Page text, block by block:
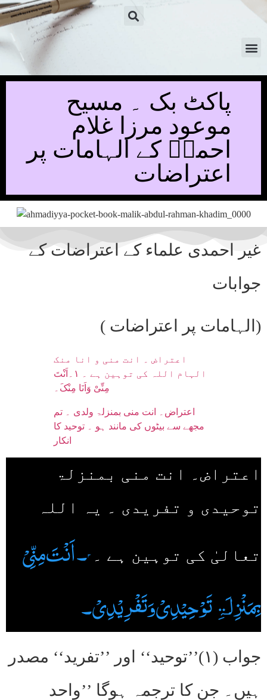
پاکٹ بک ۔ مسیح
موعود مرزا غلام
احمدؑ کے الہامات پر
اعتراضات
غیر احمدی علماء کے اعتراضات کے
جوابات​
(الہامات پر اعتراضات ) ​
اعتراض ۔ انت منی و انا منک
الہام اللہ کی توہین ہے ۔ ۱۔اَنْتَ
مِنِّیْ وَاَنَا مِنْکَ۔
اعتراض۔ انت منی بمنزلۃ ولدی ۔ تم
مجھے سے بیٹوں کی مانند ہو ۔ توحید کا
انکار
اعتراض۔ انت منی بمنزلۃ
توحیدی و تفریدی ۔ یہ اللہ
تعالیٰ کی توہین ہے ۔ ۳۔اَنْتَ مِنِّیْ
بِمَنْزِلَۃِ تَوْحِیْدِیْ وَتَفْرِیْدِیْ۔
جواب (۱)’’توحید‘‘ اور ’’تفرید‘‘ مصدر
ہیں۔ جن کا ترجمہ ہوگا ’’واحد